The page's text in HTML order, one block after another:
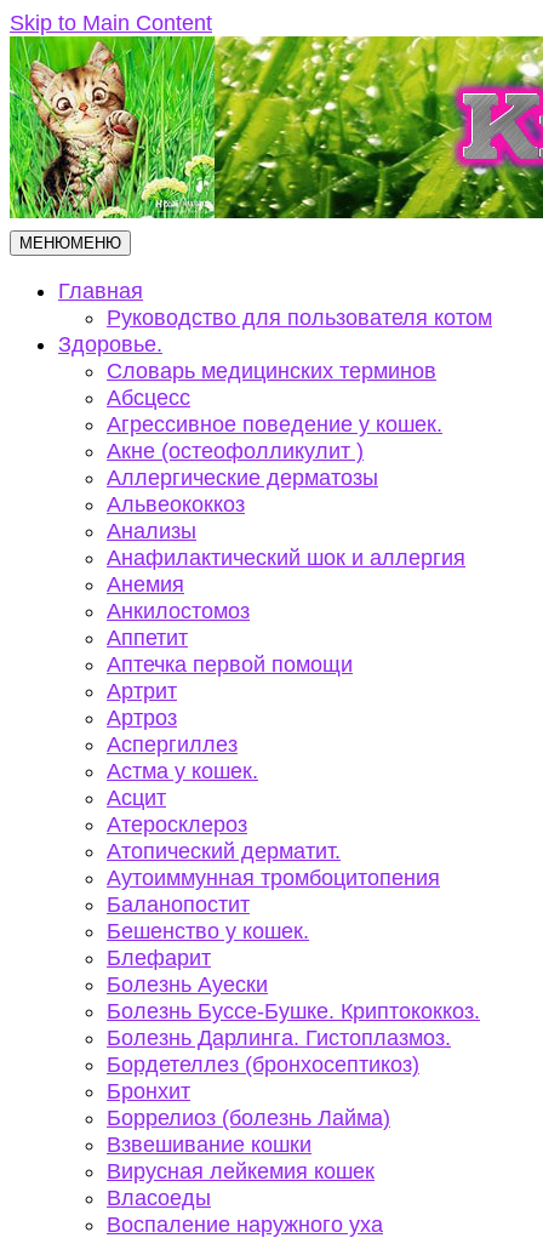
Skip to Main Content
МЕНЮМЕНЮ
Главная
Руководство для пользователя котом
Здоровье.
Словарь медицинских терминов
Абсцесс
Агрессивное поведение у кошек.
Акне (остеофолликулит )
Аллергические дерматозы
Альвеококкоз
Анализы
Анафилактический шок и аллергия
Анемия
Анкилостомоз
Аппетит
Аптечка первой помощи
Артрит
Артроз
Аспергиллез
Астма у кошек.
Асцит
Атеросклероз
Атопический дерматит.
Аутоиммунная тромбоцитопения
Баланопостит
Бешенство у кошек.
Блефарит
Болезнь Ауески
Болезнь Буссе-Бушке. Криптококкоз.
Болезнь Дарлинга. Гистоплазмоз.
Бордетеллез (бронхосептикоз)
Бронхит
Боррелиоз (болезнь Лайма)
Взвешивание кошки
Вирусная лейкемия кошек
Власоеды
Воспаление наружного уха